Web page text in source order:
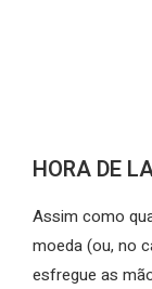
HORA DE
Assim como
moeda (ou, no
esfregue as